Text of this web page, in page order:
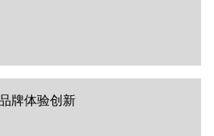
牌体验创新